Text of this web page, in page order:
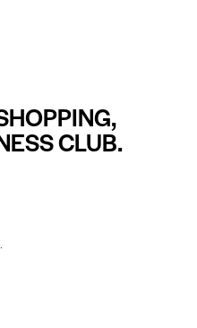
CLUB.
.